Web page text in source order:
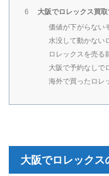
6
大阪でロレックス買
価値が下がらない
水没して動かない
ロレックスを売る
大阪で予約なしで
海外で買ったロレ
大阪でロレックス